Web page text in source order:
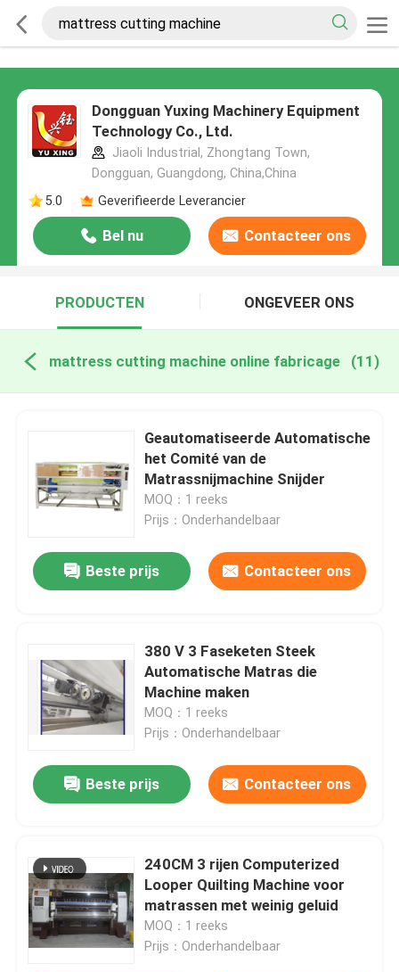
Dongguan Yuxing Machinery Equipment
Technology Co., Ltd.
Jiaoli Industrial, Zhongtang Town,
Dongguan, Guangdong, China,China
5.0
Geverifieerde Leverancier
Bel nu Contacteer ons
PRODUCTEN ONGEVEER ONS
mattress cutting machine online fabricage (11)
Geautomatiseerde Automatische
het Comité van de
Matrassnijmachine Snijder
MOQ：1 reeks
Prijs：Onderhandelbaar
Beste prijs Contacteer ons
380 V 3 Faseketen Steek
Automatische Matras die
Machine maken
MOQ：1 reeks
Prijs：Onderhandelbaar
Beste prijs Contacteer ons
240CM 3 rijen Computerized
Looper Quilting Machine voor
matrassen met weinig geluid
MOQ：1 reeks
Prijs：Onderhandelbaar